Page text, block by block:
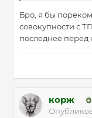
Бро, я бы
совокупности с
последнее перед
корж